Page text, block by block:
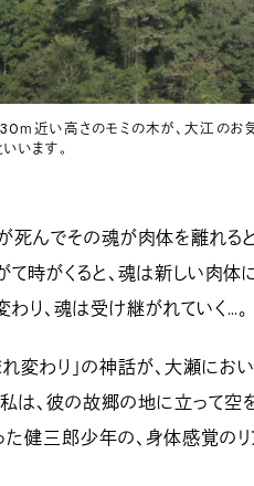
ｍ近い高さのモミの木が、大江のお
います。
死んでその魂が肉体を離れる
て時がくると、魂は新しい肉
わり、魂は受け継がれていく…。
変わり」の神話が、大瀬にお
は、彼の故郷の地に立って空
健三郎少年の、身体感覚のリ